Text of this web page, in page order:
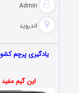
Admin
اندروید
این گیم